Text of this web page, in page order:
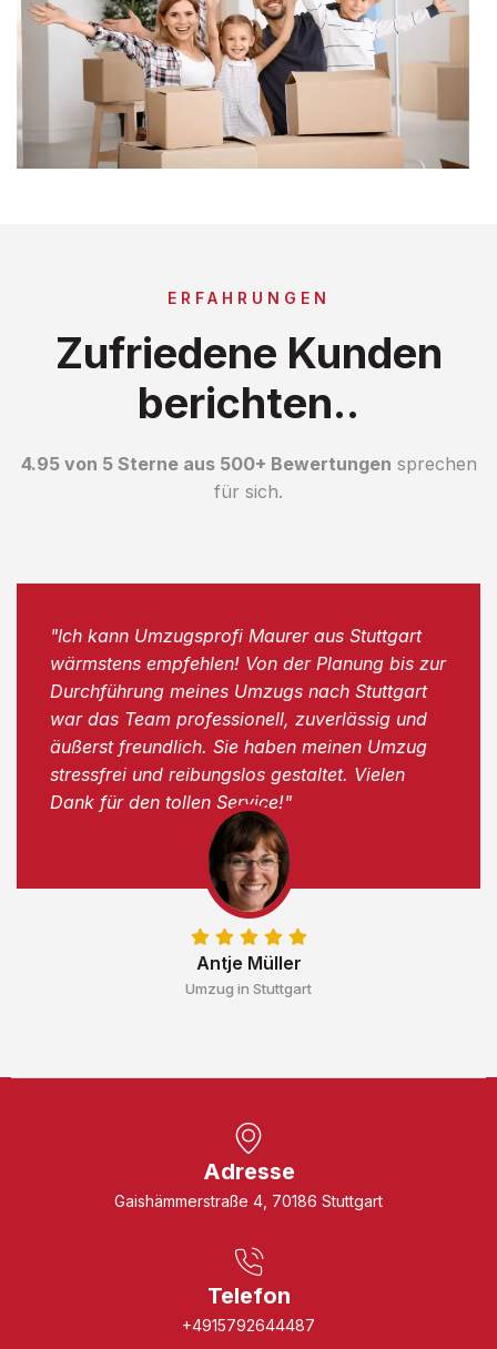
ERFAHRUNGEN
Zufriedene Kunden
berichten..
4.95 von 5 Sterne aus 500+ Bewertungen sprechen
für sich.
Antje Müller
Umzug in Stuttgart
"Ich kann Umzugsprofi Maurer aus Stuttgart
wärmstens empfehlen! Von der Planung bis zur
Durchführung meines Umzugs nach Stuttgart
war das Team professionell, zuverlässig und
äußerst freundlich. Sie haben meinen Umzug
stressfrei und reibungslos gestaltet. Vielen
Dank für den tollen Service!"
Adresse
Gaishämmerstraße 4, 70186 Stuttgart
Telefon
+4915792644487